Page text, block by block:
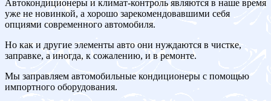
Автокондиционеры и климат-контроль являются в наше время
уже не новинкой, а хорошо зарекомендовавшими себя
опциями современного автомобиля.
Но как и другие элементы авто они нуждаются в чистке,
заправке, а иногда, к сожалению, и в ремонте.
Мы заправляем автомобильные кондиционеры с помощью
импортного оборудования.